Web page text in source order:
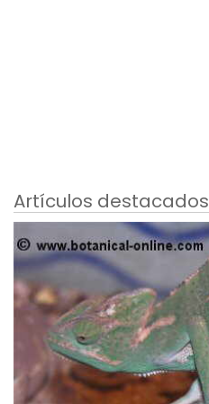
Artículos destacados